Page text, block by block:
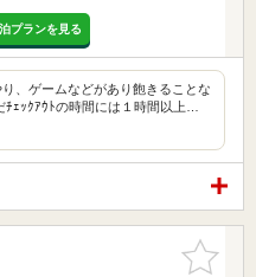
プランを見る
、ゲームなどがあり飽きることな
ﾁｪｯｸｱｳﾄの時間には１時間以上…
お気に入
りに追加